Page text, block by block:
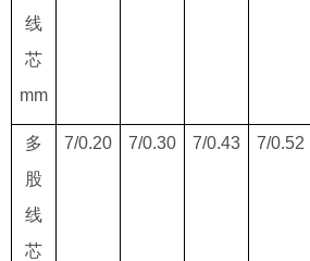
线
芯
mm
多
股
线
芯
7/0.20 7/0.30 7/0.43 7/0.52